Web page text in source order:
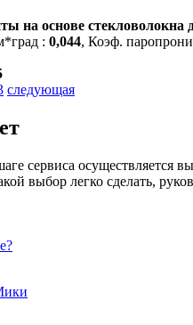
на основе
: 0,044, Коэф.
следующая
сервиса осуществляется
выбор легко сделать,